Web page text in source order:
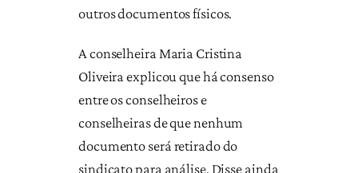
outros documentos físicos.
A conselheira Maria Cristina
Oliveira explicou que há consenso
entre os conselheiros e
conselheiras de que nenhum
documento será retirado do
sindicato para análise. Disse ainda